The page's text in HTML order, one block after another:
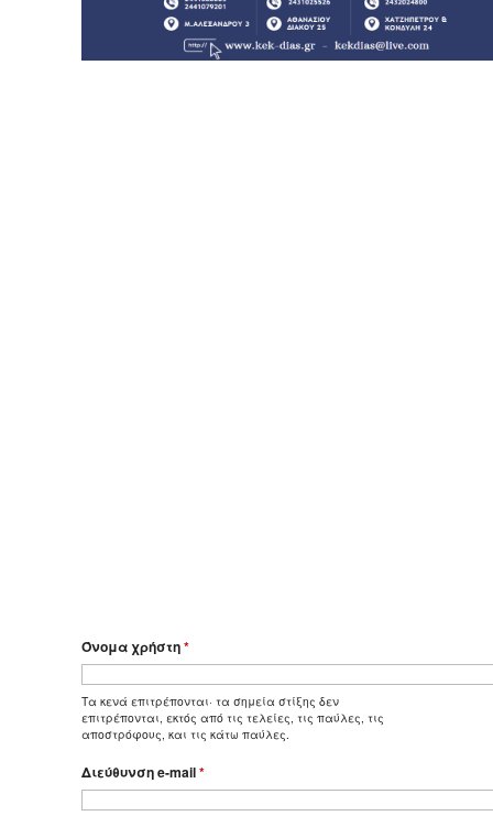
Όνομα χρήστη*
Τα κενά επιτρέπονται· τα σημεία στίξης δεν
επιτρέπονται, εκτός από τις τελείες, τις παύλες, τις
αποστρόφους, και τις κάτω παύλες.
Διεύθυνση e-mail*